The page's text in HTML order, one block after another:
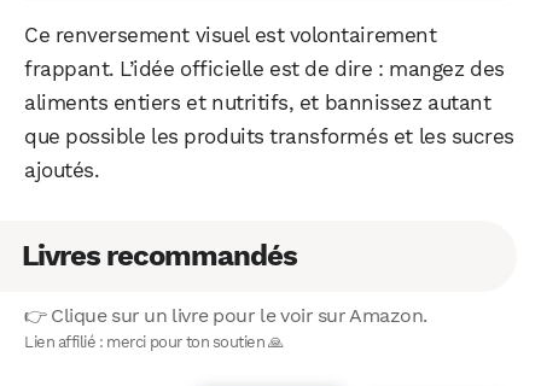
Ce renversement visuel est volontairement
frappant. L’idée officielle est de dire : mangez des
aliments entiers et nutritifs, et bannissez autant
que possible les produits transformés et les sucres
ajoutés.
Livres recommandés
👉 Clique sur un livre pour le voir sur Amazon.
Lien affilié : merci pour ton soutien 🙏